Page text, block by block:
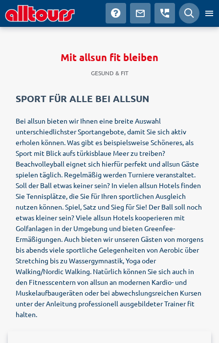
Mit allsun fit bleiben
GESUND & FIT
SPORT FÜR ALLE BEI ALLSUN
Bei allsun bieten wir Ihnen eine breite Auswahl
unterschiedlichster Sportangebote, damit Sie sich aktiv
erholen können. Was gibt es beispielsweise Schöneres, als
Sport mit Blick aufs türkisblaue Meer zu treiben?
Beachvolleyball eignet sich hierfür perfekt und allsun Gäste
spielen täglich. Regelmäßig werden Turniere veranstaltet.
Soll der Ball etwas keiner sein? In vielen allsun Hotels finden
Sie Tennisplätze, die Sie für Ihren sportlichen Ausgleich
nutzen können. Spiel, Satz und Sieg für Sie! Der Ball soll noch
etwas kleiner sein? Viele allsun Hotels kooperieren mit
Golfanlagen in der Umgebung und bieten Greenfee-
Ermäßigungen. Auch bieten wir unseren Gästen von morgens
bis abends viele sportliche Gelegenheiten von Aerobic über
Stretching bis zu Wassergymnastik, Yoga oder
Walking/Nordic Walking. Natürlich können Sie sich auch in
den Fitnesscentern von allsun an modernen Kardio- und
Muskelaufbaugeräten oder bei abwechslungsreichen Kursen
unter der Anleitung professionell ausgebildeter Trainer fit
halten.